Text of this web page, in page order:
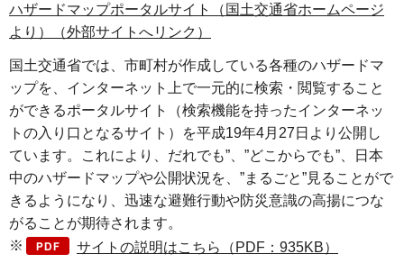
ハザードマップポータルサイト（国土交通省ホームページ
より）（外部サイトへリンク）
国土交通省では、市町村が作成している各種のハザードマ
ップを、インターネット上で一元的に検索・閲覧すること
ができるポータルサイト（検索機能を持ったインターネッ
トの入り口となるサイト）を平成19年4月27日より公開し
ています。これにより、だれでも”、”どこからでも”、日本
中のハザードマップや公開状況を、”まるごと”見ることがで
きるようになり、迅速な避難行動や防災意識の高揚につな
がることが期待されます。
※
サイトの説明はこちら（PDF：935KB）